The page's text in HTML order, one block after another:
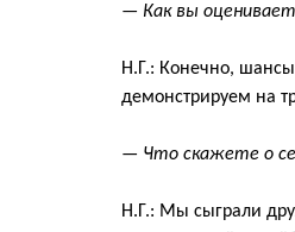
— Как вы
Н.Г.: Конечно, шансы
демонстрируем на
— Что скажете о
Н.Г.: Мы сыграли